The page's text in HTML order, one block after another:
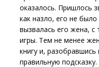
оказалось. Пришлось
как назло, его не
вызвалась его жена,
игры. Тем не менее
книгу и,
правильную